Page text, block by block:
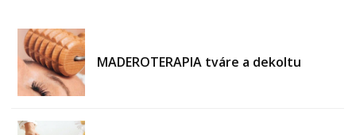
MADEROTERAPIA tváre a dekoltu